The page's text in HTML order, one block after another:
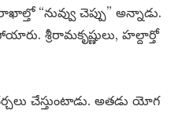
“నువ్వు చెప్పు” అన్నాడు.
శ్రీరామకృష్ణులు, హల్దార్తో
చేస్తుంటాడు. అతడు యోగ